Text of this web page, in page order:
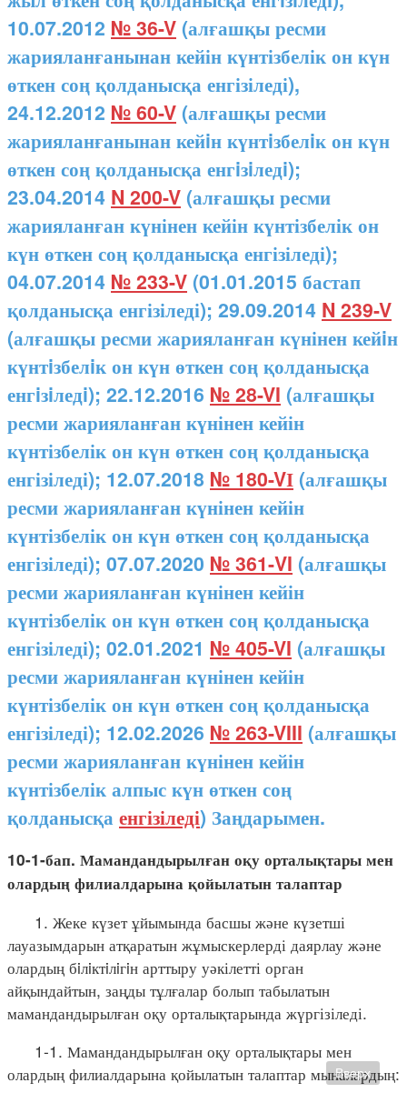
10.07.2012 № 36-V (алғашқы ресми
жарияланғанынан кейін күнтізбелік он күн
өткен соң қолданысқа енгізіледі),
24.12.2012 № 60-V (алғашқы ресми
жарияланғанынан кейiн күнтiзбелiк он күн
өткен соң қолданысқа енгiзiледi);
23.04.2014 N 200-V (алғашқы ресми
жарияланған күнінен кейін күнтізбелік он
күн өткен соң қолданысқа енгізіледі);
04.07.2014 № 233-V (01.01.2015 бастап
қолданысқа енгізіледі); 29.09.2014 N 239-V
(алғашқы ресми жарияланған күнінен кейiн
күнтiзбелiк он күн өткен соң қолданысқа
енгiзiледi); 22.12.2016 № 28-VI (алғашқы
ресми жарияланған күнінен кейін
күнтізбелік он күн өткен соң қолданысқа
енгізіледі); 12.07.2018 № 180-VІ (алғашқы
ресми жарияланған күнінен кейін
күнтізбелік он күн өткен соң қолданысқа
енгізіледі); 07.07.2020 № 361-VI (алғашқы
ресми жарияланған күнінен кейін
күнтізбелік он күн өткен соң қолданысқа
енгізіледі); 02.01.2021 № 405-VI (алғашқы
ресми жарияланған күнінен кейін
күнтізбелік он күн өткен соң қолданысқа
енгізіледі); 12.02.2026 № 263-VIII (алғашқы
ресми жарияланған күнінен кейін
күнтізбелік алпыс күн өткен соң
қолданысқа енгізіледі) Заңдарымен.
10-1-бап. Мамандандырылған оқу орталықтары мен
олардың филиалдарына қойылатын талаптар
1. Жеке күзет ұйымында басшы және күзетші
лауазымдарын атқаратын жұмыскерлерді даярлау және
олардың бiлiктiлiгiн арттыру уәкілетті орган
айқындайтын, заңды тұлғалар болып табылатын
мамандандырылған оқу орталықтарында жүргізіледі.
1-1. Мамандандырылған оқу орталықтары мен
олардың филиалдарына қойылатын талаптар мыналардың:
Вверх